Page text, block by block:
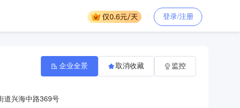
登录/注册
道兴海中路369号
企业全景 取消收藏 监控